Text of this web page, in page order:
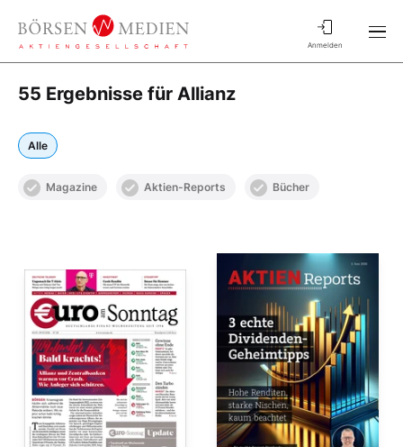
Anmelden
55 Ergebnisse für Allianz
Alle
Magazine Aktien-Reports Bücher